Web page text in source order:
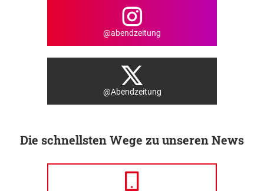
@abendzeitung
@Abendzeitung
Die schnellsten Wege zu unseren News